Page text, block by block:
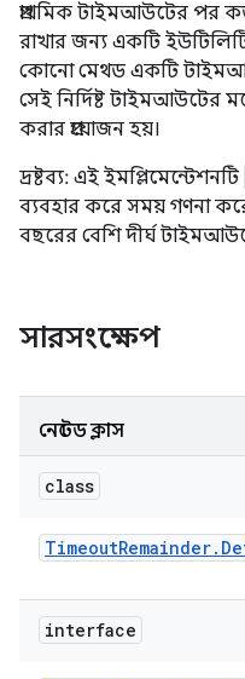
প্রাথমিক টাইমআউটের পর
রাখার জন্য একটি
কোনো মেথড একটি
সেই নির্দিষ্ট টাইমআউটের
করার প্রয়োজন হয়।
দ্রষ্টব্য: এই ইমপ্লিমেন্টেশনটি
ব্যবহার করে সময় গণনা করে,
বছরের বেশি দীর্ঘ
সারসংক্ষেপ
নেস্টেড ক্লাস
class
TimeoutRemainder.
interface